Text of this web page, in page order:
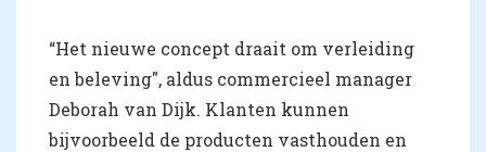
“Het nieuwe concept draait om verleiding
en beleving", aldus commercieel manager
Deborah van Dijk. Klanten kunnen
bijvoorbeeld de producten vasthouden en